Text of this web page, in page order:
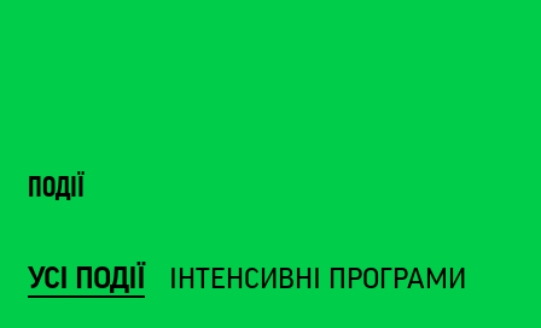
ПОДІЇ
УСІ ПОДІЇ ІНТЕНСИВНІ ПРОГРАМИ